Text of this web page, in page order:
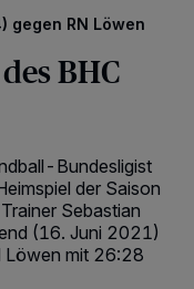
gegen RN Löwen
BHC
Bundesligist
der Saison
Sebastian
(16. Juni 2021)
Löwen mit 26:28